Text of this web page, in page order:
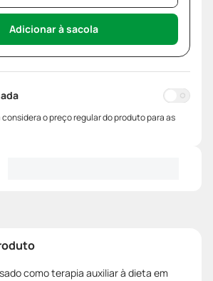
Adicionar à sacola
o preço regular do produto para as
como terapia auxiliar à dieta em